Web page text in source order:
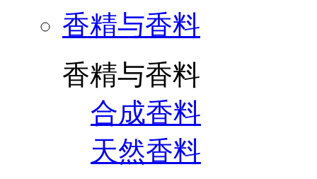
香精与香料
香精与香料
合成香料
天然香料